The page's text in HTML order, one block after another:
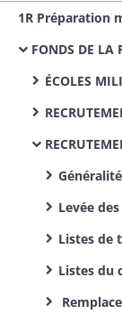
1R Préparation
FONDS DE LA
ÉCOLES
Levée
Listes de
Listes du